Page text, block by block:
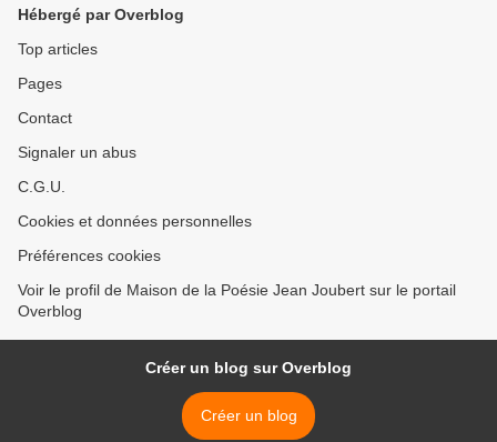
Hébergé par Overblog
Top articles
Pages
Contact
Signaler un abus
C.G.U.
Cookies et données personnelles
Préférences cookies
Voir le profil de Maison de la Poésie Jean Joubert sur le portail
Overblog
Créer un blog sur Overblog
Créer un blog